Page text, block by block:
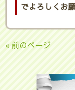
でよろしくお
« 前のページ